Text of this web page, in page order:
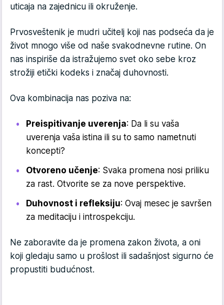
uticaja na zajednicu ili okruženje.
Prvosveštenik je mudri učitelj koji nas podseća da je
život mnogo više od naše svakodnevne rutine. On
nas inspiriše da istražujemo svet oko sebe kroz
strožiji etički kodeks i značaj duhovnosti.
Ova kombinacija nas poziva na:
Preispitivanje uverenja: Da li su vaša
uverenja vaša istina ili su to samo nametnuti
koncepti?
Otvoreno učenje: Svaka promena nosi priliku
za rast. Otvorite se za nove perspektive.
Duhovnost i refleksiju: Ovaj mesec je savršen
za meditaciju i introspekciju.
Ne zaboravite da je promena zakon života, a oni
koji gledaju samo u prošlost ili sadašnjost sigurno će
propustiti budućnost.